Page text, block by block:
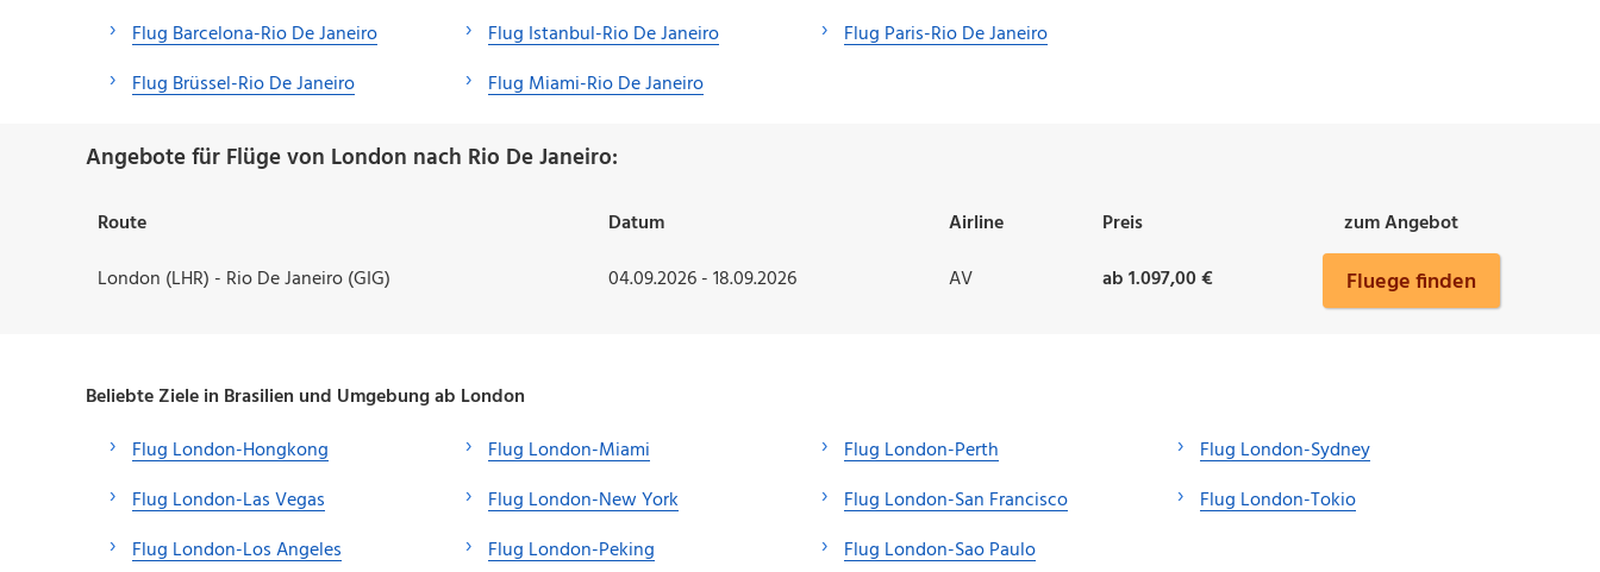
Flug Barcelona-Rio De Janeiro
Flug Brüssel-Rio De Janeiro
Flug Istanbul-Rio De Janeiro
Flug Miami-Rio De Janeiro
Flug Paris-Rio De Janeiro
Angebote für Flüge von London nach Rio De Janeiro:
Route Datum Airline Preis
zum Angebot
London (LHR) - Rio De Janeiro (GIG)
04.09.2026 - 18.09.2026 AV ab 1.097,00 € Fluege finden
Beliebte Ziele in Brasilien und Umgebung ab London
Flug London-Hongkong
Flug London-Las Vegas
Flug London-Los Angeles
Flug London-Miami
Flug London-New York
Flug London-Peking
Flug London-Perth
Flug London-San Francisco
Flug London-Sao Paulo
Flug London-Sydney
Flug London-Tokio